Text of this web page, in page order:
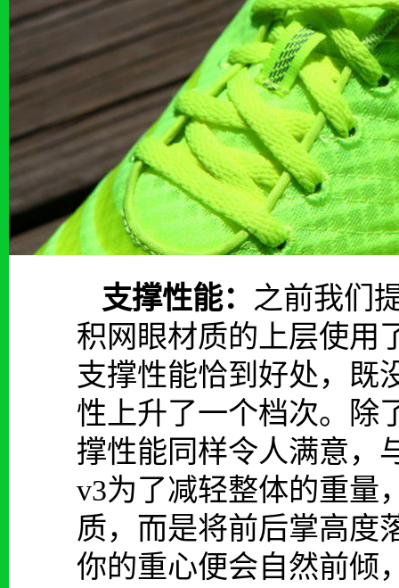
支撑性能： 之前我们
积网眼材质的上层使用
支撑性能恰到好处，既
性上升了一个档次。除
撑性能同样令人满意，
v3为了减轻整体的重量
质，而是将前后掌高度
你的重心便会自然前倾